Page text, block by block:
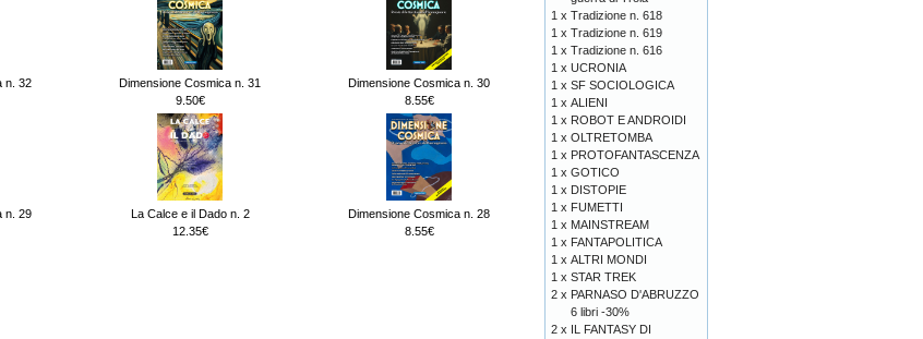
n. 32
Dimensione Cosmica n. 31
9.50€
Dimensione Cosmica n. 30
8.55€
n. 29
La Calce e il Dado n. 2
12.35€
Dimensione Cosmica n. 28
8.55€
1 x Tradizione n. 618
1 x Tradizione n. 619
1 x Tradizione n. 616
1 x UCRONIA
1 x SF SOCIOLOGICA
1 x ALIENI
1 x ROBOT E ANDROIDI
1 x OLTRETOMBA
1 x PROTOFANTASCENZA
1 x GOTICO
1 x DISTOPIE
1 x FUMETTI
1 x MAINSTREAM
1 x FANTAPOLITICA
1 x ALTRI MONDI
1 x STAR TREK
2 x PARNASO D'ABRUZZO
6 libri -30%
2 x IL FANTASY DI